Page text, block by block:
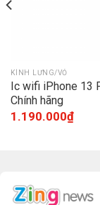
KÍNH LƯNG/VỎ
Ic wifi iPhone 13
Chính hãng
1.190.000₫